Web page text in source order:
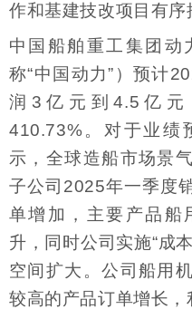
作和基建技改项目有序
中国船舶重工集团动
称“中国动力”）预计
润3亿元到4.5亿元
410.73%。对于业绩
示，全球造船市场景
子公司2025年一季度
单增加，主要产品船
升，同时公司实施“成
空间扩大。公司船用
较高的产品订单增长，